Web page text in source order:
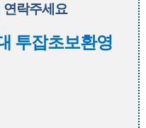
연락주세요
투잡초보환영